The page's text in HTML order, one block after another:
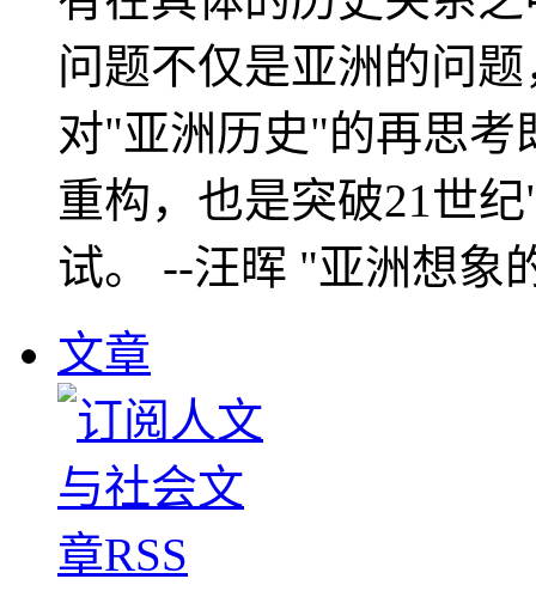
问题不仅是亚洲的问
对"亚洲历史"的再思考
重构，也是突破21世
试。 --汪晖 "亚洲想象
文章